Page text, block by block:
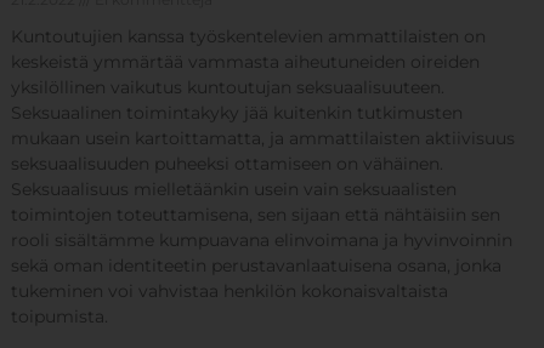
Kuntoutujien kanssa työskentelevien ammattilaisten on
keskeistä ymmärtää vammasta aiheutuneiden oireiden
yksilöllinen vaikutus kuntoutujan seksuaalisuuteen.
Seksuaalinen toimintakyky jää kuitenkin tutkimusten
mukaan usein kartoittamatta, ja ammattilaisten aktiivisuus
seksuaalisuuden puheeksi ottamiseen on vähäinen.
Seksuaalisuus mielletäänkin usein vain seksuaalisten
toimintojen toteuttamisena, sen sijaan että nähtäisiin sen
rooli sisältämme kumpuavana elinvoimana ja hyvinvoinnin
sekä oman identiteetin perustavanlaatuisena osana, jonka
tukeminen voi vahvistaa henkilön kokonaisvaltaista
toipumista.